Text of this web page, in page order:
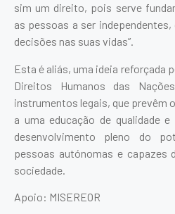
sim um direito, pois serve
as pessoas a ser
decisões nas suas vidas”.
Esta é aliás, uma ideia reforçada
Direitos Humanos das
instrumentos legais, que prevêm
a uma educação de qualidade
desenvolvimento pleno do
pessoas autónomas e capazes
sociedade.
Apoio: MISEREOR